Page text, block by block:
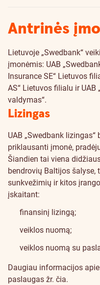
Antrinės
Lietuvoje „Swedbank“
įmonėmis: UAB
Insurance SE“ Lietuvos
AS“ Lietuvos filialu ir UAB
valdymas“.
Lizingas
UAB „Swedbank
priklausanti įmonė,
Šiandien tai viena
bendrovių Baltijos
sunkvežimių ir kitos
įskaitant:
finansinį lizingą;
veiklos nuomą;
veiklos nuomą su
Daugiau informacijos
paslaugas žr. čia.